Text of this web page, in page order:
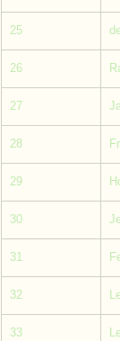
25
26
27
28
29
30
31
32
33